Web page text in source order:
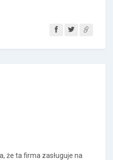
że ta firma zasługuje na